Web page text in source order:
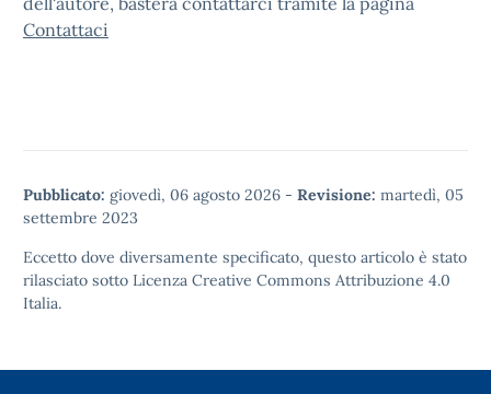
Contattaci
Pubblicato: giovedì, 06 agosto 2026 - Revisione: martedì, 05
settembre 2023
Eccetto dove diversamente specificato, questo articolo è stato
rilasciato sotto Licenza Creative Commons Attribuzione 4.0
Italia.